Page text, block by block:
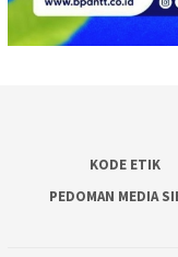
KODE ETIK
PEDOMAN MEDIA